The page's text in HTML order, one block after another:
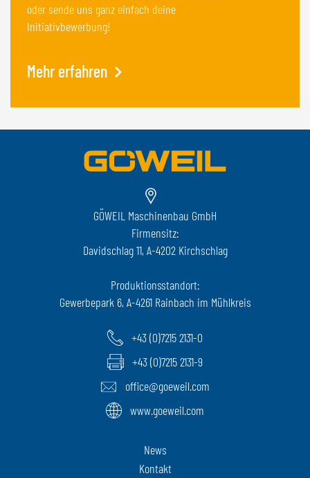
oder sende uns ganz einfach deine
Initiativbewerbung!
Mehr erfahren
GÖWEIL Maschinenbau GmbH
Firmensitz:
Davidschlag 11, A-4202 Kirchschlag
Produktionsstandort:
Gewerbepark 6, A-4261 Rainbach im Mühlkreis
+43 (0)7215 2131-0
+43 (0)7215 2131-9
office@goeweil.com
www.goeweil.com
News
Kontakt